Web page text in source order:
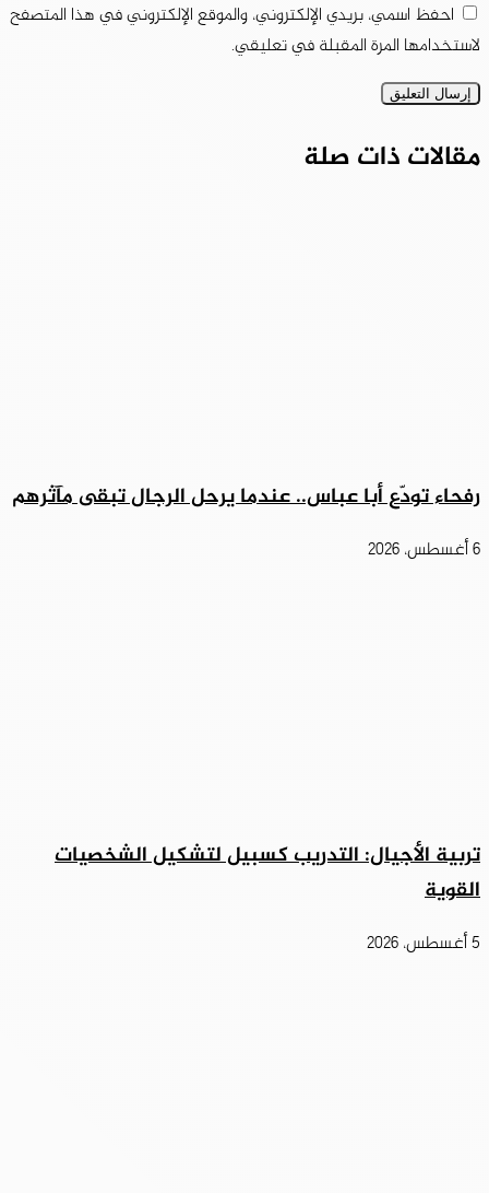
احفظ اسمي، بريدي الإلكتروني، والموقع الإلكتروني في هذا المتصفح
لاستخدامها المرة المقبلة في تعليقي.
مقالات ذات صلة
رفحاء تودّع أبا عباس.. عندما يرحل الرجال تبقى مآثرهم
6 أغسطس، 2026
تربية الأجيال: التدريب كسبيل لتشكيل الشخصيات
القوية
5 أغسطس، 2026